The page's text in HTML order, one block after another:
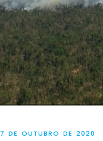
7 DE OUTUBRO DE 2020